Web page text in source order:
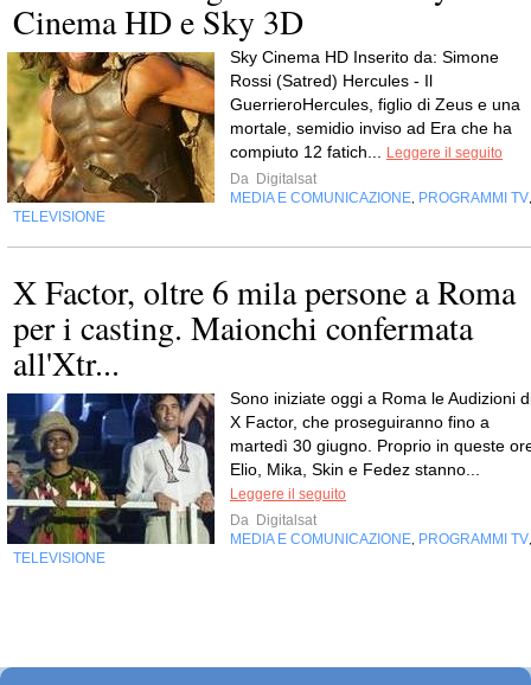
Cinema HD e Sky 3D
Sky Cinema HD Inserito da: Simone
Rossi (Satred) Hercules - Il
GuerrieroHercules, figlio di Zeus e una
mortale, semidio inviso ad Era che ha
compiuto 12 fatich...
Leggere il seguito
Da Digitalsat
MEDIA E COMUNICAZIONE PROGRAMMI TV
TELEVISIONE
X Factor, oltre 6 mila persone a Roma
per i casting. Maionchi confermata
all'Xtr...
Sono iniziate oggi a Roma le Audizioni
X Factor, che proseguiranno fino a
martedì 30 giugno. Proprio in queste
Elio, Mika, Skin e Fedez stanno...
Leggere il seguito
Da Digitalsat
MEDIA E COMUNICAZIONE PROGRAMMI TV
TELEVISIONE